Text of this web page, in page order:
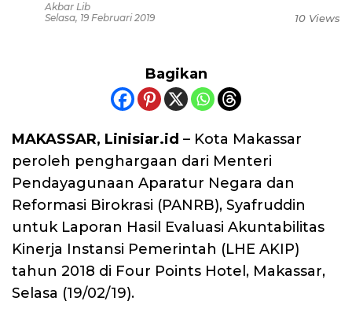
Akbar Lib
Selasa, 19 Februari 2019
10 Views
Bagikan
MAKASSAR, Linisiar.id – Kota Makassar
peroleh penghargaan dari Menteri
Pendayagunaan Aparatur Negara dan
Reformasi Birokrasi (PANRB), Syafruddin
untuk Laporan Hasil Evaluasi Akuntabilitas
Kinerja Instansi Pemerintah (LHE AKIP)
tahun 2018 di Four Points Hotel, Makassar,
Selasa (19/02/19).